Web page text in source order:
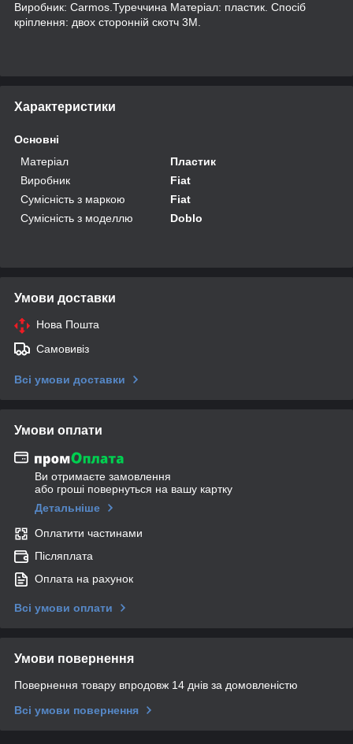
Виробник: Carmos.Туреччина Матеріал: пластик. Спосіб
кріплення: двох сторонній скотч 3М.
Характеристики
Основні
Матеріал
Пластик
Виробник
Fiat
Сумісність з маркою
Fiat
Сумісність з моделлю
Doblo
Умови доставки
Нова Пошта
Самовивіз
Всі умови доставки
Умови оплати
Ви отримаєте замовлення
або гроші повернуться на вашу картку
Детальніше
Оплатити частинами
Післяплата
Оплата на рахунок
Всі умови оплати
Умови повернення
Повернення товару впродовж 14 днів за домовленістю
Всі умови повернення